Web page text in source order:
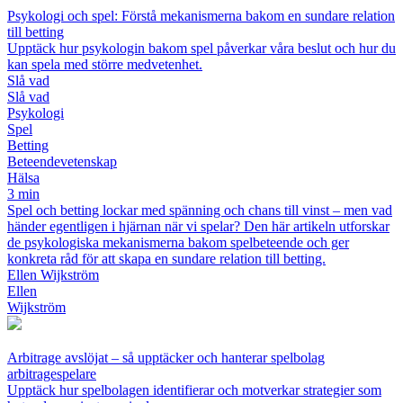
Psykologi och spel: Förstå mekanismerna bakom en sundare relation
till betting
Upptäck hur psykologin bakom spel påverkar våra beslut och hur du
kan spela med större medvetenhet.
Slå vad
Slå vad
Psykologi
Spel
Betting
Beteendevetenskap
Hälsa
3 min
Spel och betting lockar med spänning och chans till vinst – men vad
händer egentligen i hjärnan när vi spelar? Den här artikeln utforskar
de psykologiska mekanismerna bakom spelbeteende och ger
konkreta råd för att skapa en sundare relation till betting.
Ellen Wijkström
Ellen
Wijkström
Arbitrage avslöjat – så upptäcker och hanterar spelbolag
arbitragespelare
Upptäck hur spelbolagen identifierar och motverkar strategier som